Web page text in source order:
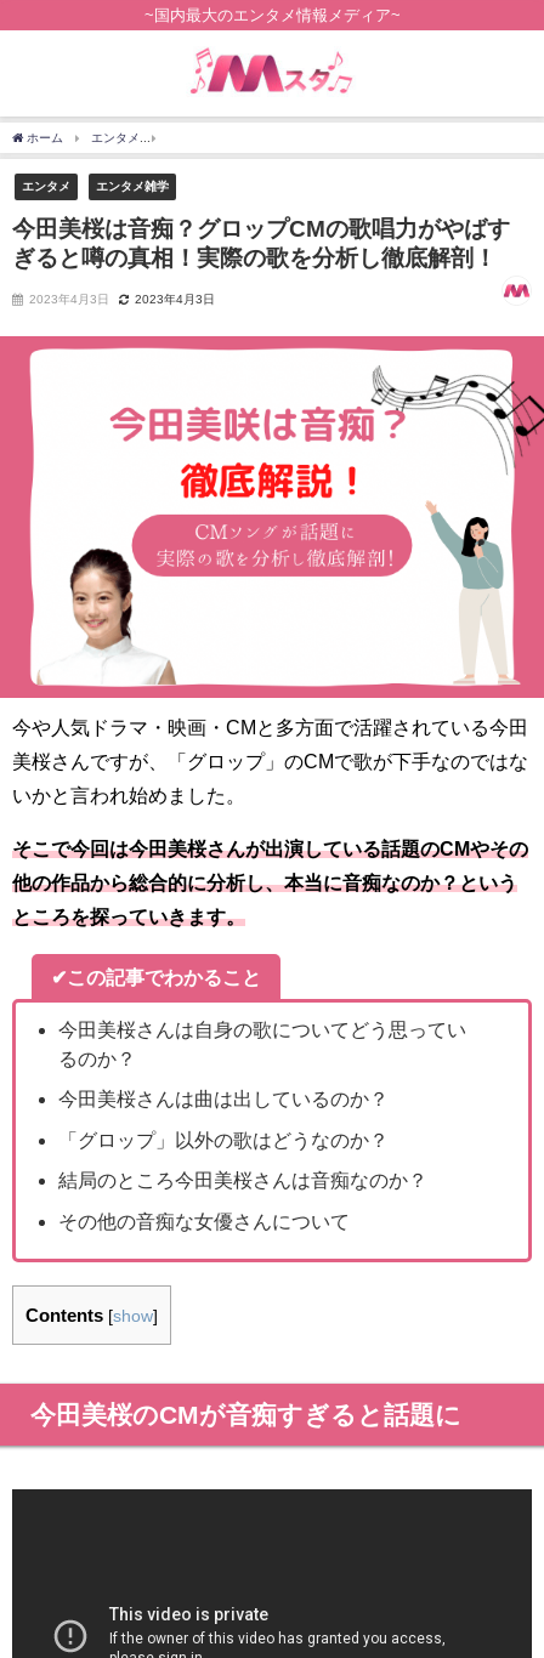
~国内最大のエンタメ情報メディア~
ホーム エンタメ
エンタメ エンタメ雑学
今田美桜は音痴？グロップCMの歌唱力がやばす
ぎると噂の真相！実際の歌を分析し徹底解剖！
2023年4月3日 2023年4月3日
今や人気ドラマ・映画・CMと多方面で活躍されている今田
美桜さんですが、「グロップ」のCMで歌が下手なのではな
いかと言われ始めました。
そこで今回は今田美桜さんが出演している話題のCMやその
他の作品から総合的に分析し、本当に音痴なのか？という
ところを探っていきます。
✔この記事でわかること
今田美桜さんは自身の歌についてどう思ってい
るのか？
今田美桜さんは曲は出しているのか？
「グロップ」以外の歌はどうなのか？
結局のところ今田美桜さんは音痴なのか？
その他の音痴な女優さんについて
Contents [show]
今田美桜のCMが音痴すぎると話題に